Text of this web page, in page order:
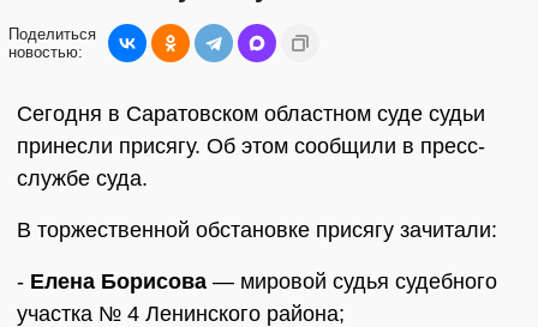
Поделиться
новостью:
Сегодня в Саратовском областном суде судьи
принесли присягу. Об этом сообщили в пресс-
службе суда.
В торжественной обстановке присягу зачитали:
- Елена Борисова — мировой судья судебного
участка № 4 Ленинского района;